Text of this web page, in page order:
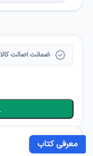
ضمانت اصالت کالا
معرفی کتاب